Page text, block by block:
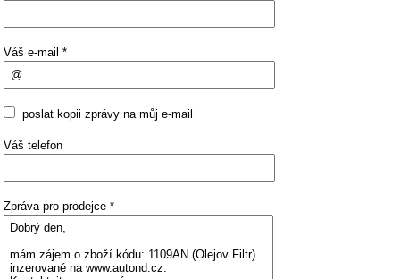
Váš e-mail *
poslat kopii zprávy na můj e-mail
Váš telefon
Zpráva pro prodejce *